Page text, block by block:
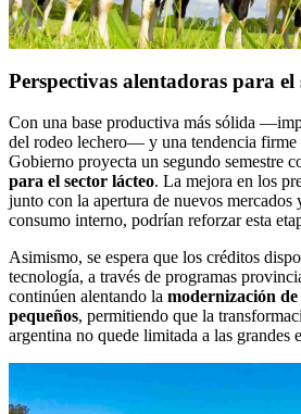
Perspectivas alentadoras para el
Con una base productiva más sólida
del rodeo lechero— y una tendencia firme
Gobierno proyecta un segundo semestre
para el sector lácteo. La mejora en los
junto con la apertura de nuevos
consumo interno, podrían reforzar esta
Asimismo, se espera que los créditos
tecnología, a través de programas
continúen alentando la modernización
pequeños, permitiendo que la
argentina no quede limitada a las grandes